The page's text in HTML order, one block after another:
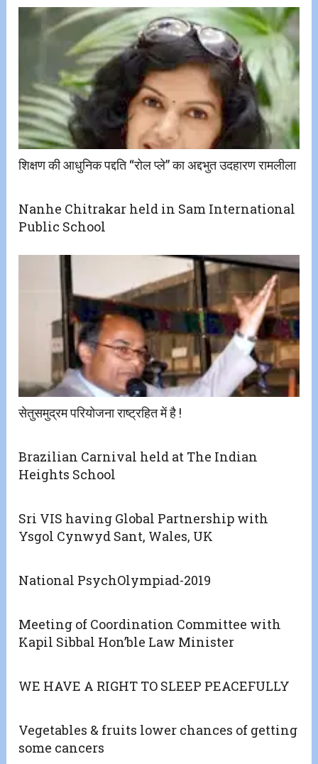
शिक्षण की आधुनिक पद्दति “रोल प्ले” का अद्दभुत उदहारण रामलीला
Nanhe Chitrakar held in Sam International
Public School
सेतुसमुद्रम परियोजना राष्ट्रहित में है !
Brazilian Carnival held at The Indian
Heights School
Sri VIS having Global Partnership with
Ysgol Cynwyd Sant, Wales, UK
National PsychOlympiad-2019
Meeting of Coordination Committee with
Kapil Sibbal Hon’ble Law Minister
WE HAVE A RIGHT TO SLEEP PEACEFULLY
Vegetables & fruits lower chances of getting
some cancers